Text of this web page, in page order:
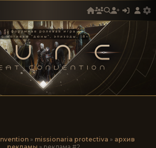
» missionaria protectiva » архив